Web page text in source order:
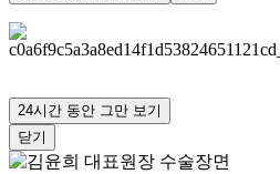
24시간 동안 그만 보기
닫기